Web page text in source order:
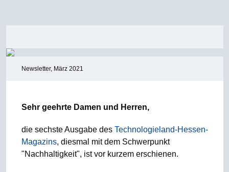
Newsletter, März 2021
Sehr geehrte Damen und Herren,
die sechste Ausgabe des Technologieland-Hessen-
Magazins, diesmal mit dem Schwerpunkt
"Nachhaltigkeit", ist vor kurzem erschienen.